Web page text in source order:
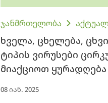
ჯანმრთელობა
ხველა, ცხელება,
ტიპის ვირუსები
მიაქციოთ ყურადღება
08 იან. 2025